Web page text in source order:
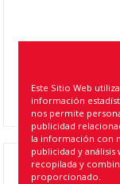
480MM
Este Sitio Web
información
nos permite
publicidad
la información con
publicidad y
recopilada y
proporcionado.